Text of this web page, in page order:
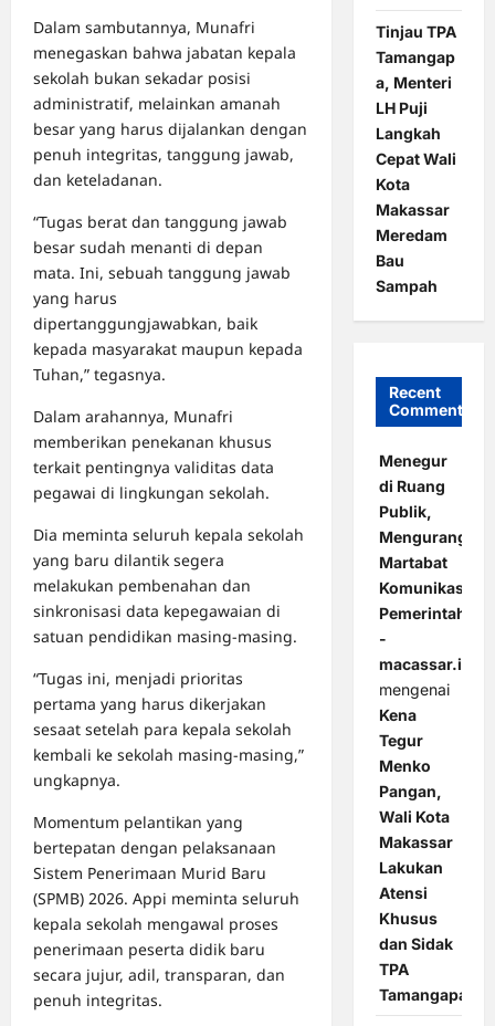
Dalam sambutannya, Munafri
menegaskan bahwa jabatan kepala
sekolah bukan sekadar posisi
administratif, melainkan amanah
besar yang harus dijalankan dengan
penuh integritas, tanggung jawab,
dan keteladanan.
“Tugas berat dan tanggung jawab
besar sudah menanti di depan
mata. Ini, sebuah tanggung jawab
yang harus
dipertanggungjawabkan, baik
kepada masyarakat maupun kepada
Tuhan,” tegasnya.
Dalam arahannya, Munafri
memberikan penekanan khusus
terkait pentingnya validitas data
pegawai di lingkungan sekolah.
Dia meminta seluruh kepala sekolah
yang baru dilantik segera
melakukan pembenahan dan
sinkronisasi data kepegawaian di
satuan pendidikan masing-masing.
“Tugas ini, menjadi prioritas
pertama yang harus dikerjakan
sesaat setelah para kepala sekolah
kembali ke sekolah masing-masing,”
ungkapnya.
Momentum pelantikan yang
bertepatan dengan pelaksanaan
Sistem Penerimaan Murid Baru
(SPMB) 2026. Appi meminta seluruh
kepala sekolah mengawal proses
penerimaan peserta didik baru
secara jujur, adil, transparan, dan
penuh integritas.
Tinjau TPA
Tamangap
a, Menteri
LH Puji
Langkah
Cepat Wali
Kota
Makassar
Meredam
Bau
Sampah
Recent
Comments
Menegur
di Ruang
Publik,
Mengurangi
Martabat
Komunikasi
Pemerintahan
-
macassar.id
mengenai
Kena
Tegur
Menko
Pangan,
Wali Kota
Makassar
Lakukan
Atensi
Khusus
dan Sidak
TPA
Tamangapa